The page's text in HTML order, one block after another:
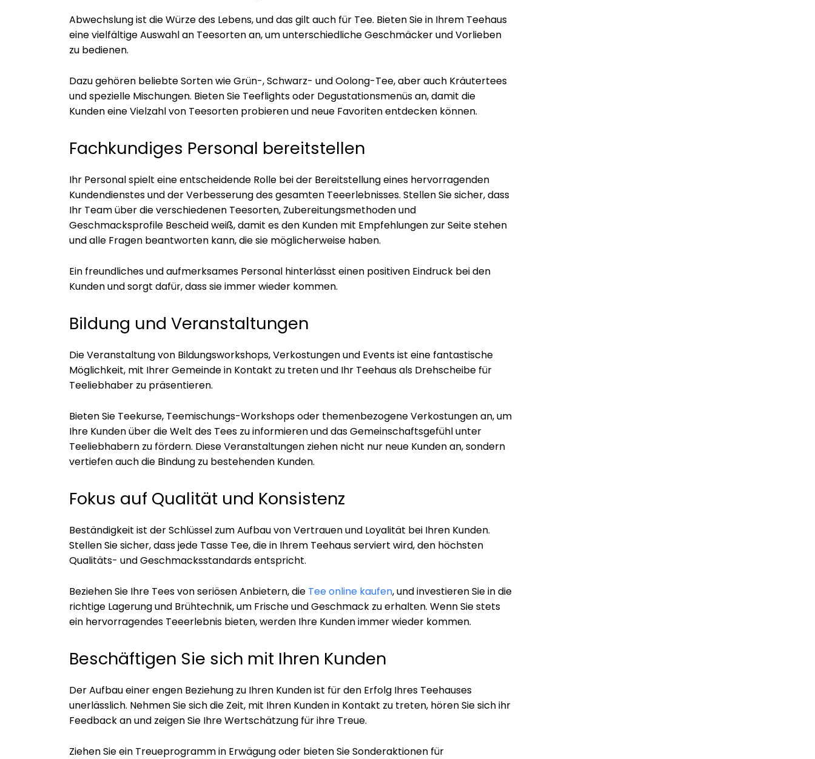
Abwechslung ist die Würze des Lebens, und das gilt auch für Tee. Bieten Sie in Ihrem Teehaus
eine vielfältige Auswahl an Teesorten an, um unterschiedliche Geschmäcker und Vorlieben
zu bedienen.
Dazu gehören beliebte Sorten wie Grün-, Schwarz- und Oolong-Tee, aber auch Kräutertees
und spezielle Mischungen. Bieten Sie Teeflights oder Degustationsmenüs an, damit die
Kunden eine Vielzahl von Teesorten probieren und neue Favoriten entdecken können.
Fachkundiges Personal bereitstellen
Ihr Personal spielt eine entscheidende Rolle bei der Bereitstellung eines hervorragenden
Kundendienstes und der Verbesserung des gesamten Teeerlebnisses. Stellen Sie sicher, dass
Ihr Team über die verschiedenen Teesorten, Zubereitungsmethoden und
Geschmacksprofile Bescheid weiß, damit es den Kunden mit Empfehlungen zur Seite stehen
und alle Fragen beantworten kann, die sie möglicherweise haben.
Ein freundliches und aufmerksames Personal hinterlässt einen positiven Eindruck bei den
Kunden und sorgt dafür, dass sie immer wieder kommen.
Bildung und Veranstaltungen
Die Veranstaltung von Bildungsworkshops, Verkostungen und Events ist eine fantastische
Möglichkeit, mit Ihrer Gemeinde in Kontakt zu treten und Ihr Teehaus als Drehscheibe für
Teeliebhaber zu präsentieren.
Bieten Sie Teekurse, Teemischungs-Workshops oder themenbezogene Verkostungen an, um
Ihre Kunden über die Welt des Tees zu informieren und das Gemeinschaftsgefühl unter
Teeliebhabern zu fördern. Diese Veranstaltungen ziehen nicht nur neue Kunden an, sondern
vertiefen auch die Bindung zu bestehenden Kunden.
Fokus auf Qualität und Konsistenz
Beständigkeit ist der Schlüssel zum Aufbau von Vertrauen und Loyalität bei Ihren Kunden.
Stellen Sie sicher, dass jede Tasse Tee, die in Ihrem Teehaus serviert wird, den höchsten
Qualitäts- und Geschmacksstandards entspricht.
Beziehen Sie Ihre Tees von seriösen Anbietern, die Tee online kaufen, und investieren Sie in die
richtige Lagerung und Brühtechnik, um Frische und Geschmack zu erhalten. Wenn Sie stets
ein hervorragendes Teeerlebnis bieten, werden Ihre Kunden immer wieder kommen.
Beschäftigen Sie sich mit Ihren Kunden
Der Aufbau einer engen Beziehung zu Ihren Kunden ist für den Erfolg Ihres Teehauses
unerlässlich. Nehmen Sie sich die Zeit, mit Ihren Kunden in Kontakt zu treten, hören Sie sich ihr
Feedback an und zeigen Sie Ihre Wertschätzung für ihre Treue.
Ziehen Sie ein Treueprogramm in Erwägung oder bieten Sie Sonderaktionen für